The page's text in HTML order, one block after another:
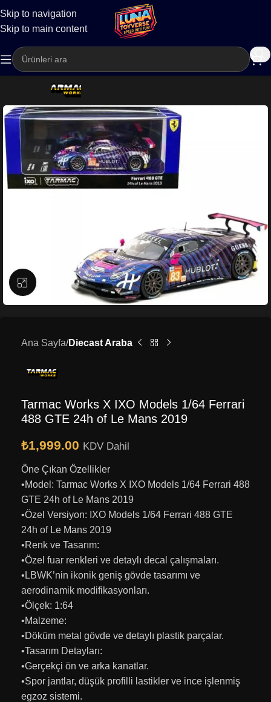
Skip to navigation
Skip to main content
Kargo
Büyütmek için tıklayın
Ana Sayfa Diecast Araba
Tarmac Works X IXO Models 1/64 Ferrari
488 GTE 24h of Le Mans 2019
₺1,999.00 KDV Dahil
Öne Çıkan Özellikler
•Model: Tarmac Works X IXO Models 1/64 Ferrari 488
GTE 24h of Le Mans 2019
•Özel Versiyon: IXO Models 1/64 Ferrari 488 GTE
24h of Le Mans 2019
•Renk ve Tasarım:
•Özel fuar renkleri ve detaylı decal çalışmaları.
•LBWK’nin ikonik geniş gövde tasarımı ve
aerodinamik modifikasyonları.
•Ölçek: 1:64
•Malzeme:
•Döküm metal gövde ve detaylı plastik parçalar.
•Tasarım Detayları:
•Gerçekçi ön ve arka kanatlar.
•Spor jantlar, düşük profilli lastikler ve ince işlenmiş
egzoz sistemi.